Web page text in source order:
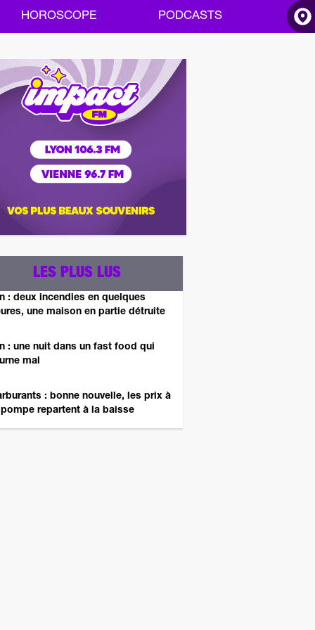
HOROSCOPE PODCASTS
LES PLUS LUS
: deux incendies en quelques
une maison en partie détruite
: une nuit dans un fast food qui
mal
: bonne nouvelle, les prix à
repartent à la baisse